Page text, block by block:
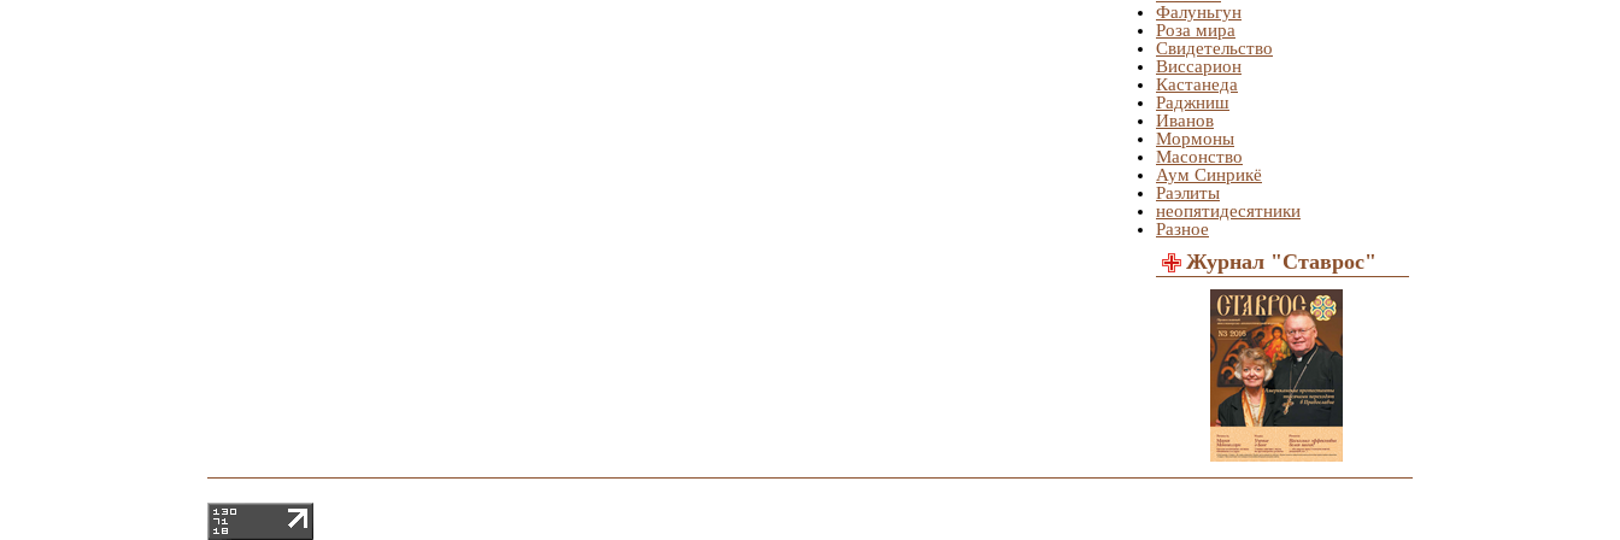
Фалуньгун
Роза мира
Свидетельство
Виссарион
Кастанеда
Раджниш
Иванов
Мормоны
Масонство
Аум Синрикё
Раэлиты
неопятидесятники
Разное
Журнал "Ставрос"